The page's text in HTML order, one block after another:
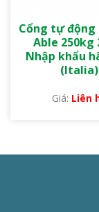
Cổng tự động
Able 250kg
Nhập khẩu
(Italia)
Liên